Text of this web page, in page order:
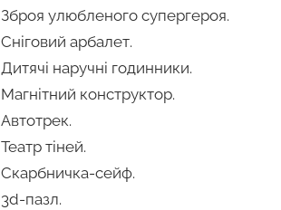
Зброя улюбленого супергероя.
Сніговий арбалет.
Дитячі наручні годинники.
Магнітний конструктор.
Автотрек.
Театр тіней.
Скарбничка-сейф.
3d-пазл.